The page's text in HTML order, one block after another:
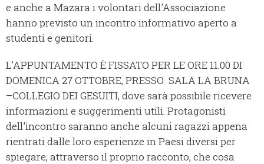
e anche a Mazara i volontari dell'Associazione
hanno previsto un incontro informativo aperto a
studenti e genitori.
L'APPUNTAMENTO È FISSATO PER LE ORE 11.00 DI
DOMENICA 27 OTTOBRE, PRESSO SALA LA BRUNA
–COLLEGIO DEI GESUITI, dove sarà possibile ricevere
informazioni e suggerimenti utili. Protagonisti
dell'incontro saranno anche alcuni ragazzi appena
rientrati dalle loro esperienze in Paesi diversi per
spiegare, attraverso il proprio racconto, che cosa